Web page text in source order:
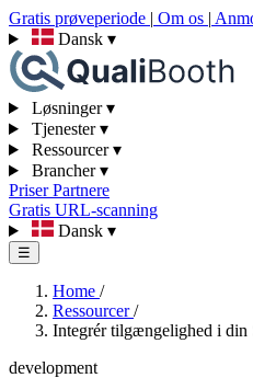
Gratis prøveperiode | Om os |
Dansk ▾
Løsninger▾
Tjenester▾
Ressourcer▾
Brancher▾
PriserPartnere
Gratis URL-scanning
Dansk ▾
☰
Home /
Ressourcer/
Integrér tilgængelighed i
development